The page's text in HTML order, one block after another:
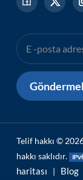
Telif hakkı ©
hakkı saklıdır.
haritası
| Blog